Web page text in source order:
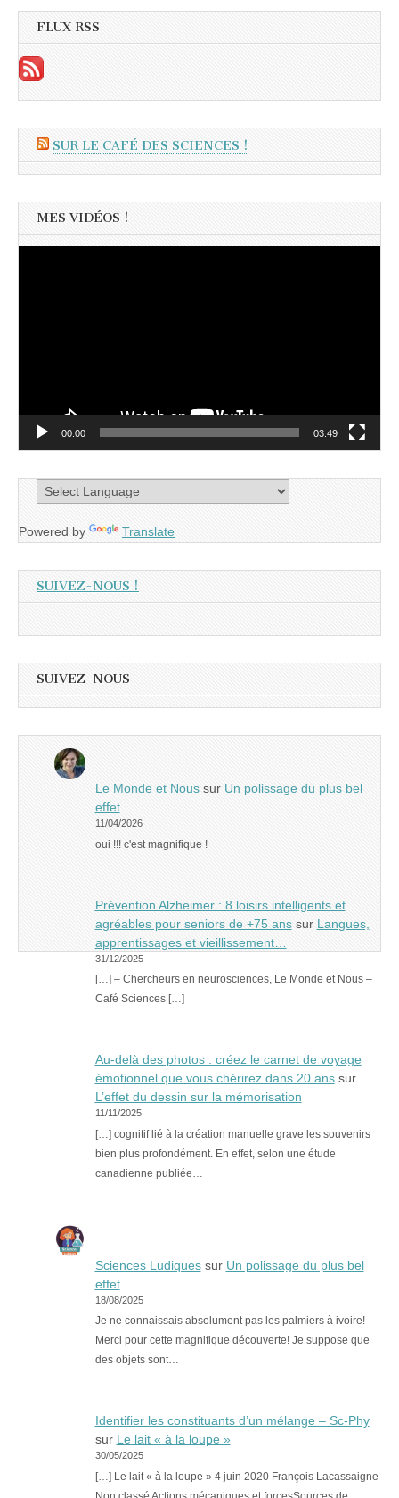
FLUX RSS
SUR LE CAFÉ DES SCIENCES !
MES VIDÉOS !
00:00 03:49
Powered by Translate
SUIVEZ-NOUS !
SUIVEZ-NOUS
Le Monde et Noussur Un polissage du plus bel
effet
11/04/2026
oui !!! c'est magnifique !
Prévention Alzheimer : 8 loisirs intelligents et
agréables pour seniors de +75 anssur Langues,
apprentissages et vieillissement…
31/12/2025
[…] – Chercheurs en neurosciences, Le Monde et Nous –
Café Sciences […]
Au-delà des photos : créez le carnet de voyage
émotionnel que vous chérirez dans 20 anssur
L’effet du dessin sur la mémorisation
11/11/2025
[…] cognitif lié à la création manuelle grave les souvenirs
bien plus profondément. En effet, selon une étude
canadienne publiée…
Sciences Ludiquessur Un polissage du plus bel
effet
18/08/2025
Je ne connaissais absolument pas les palmiers à ivoire!
Merci pour cette magnifique découverte! Je suppose que
des objets sont…
Identifier les constituants d’un mélange – Sc-Phy
sur Le lait « à la loupe »
30/05/2025
[…] Le lait « à la loupe » 4 juin 2020 François Lacassaigne